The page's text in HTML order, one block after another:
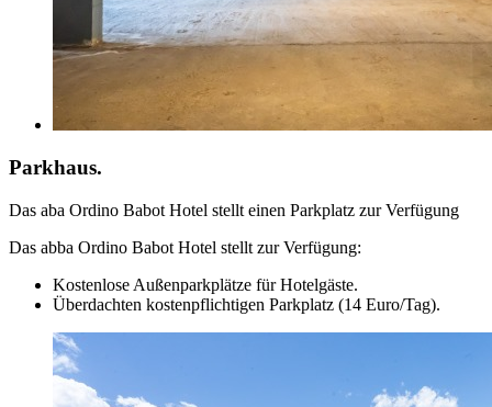
Parkhaus.
Das aba Ordino Babot Hotel stellt einen Parkplatz zur Verfügung
Das abba Ordino Babot Hotel stellt zur Verfügung:
Kostenlose Außenparkplätze für Hotelgäste.
Überdachten kostenpflichtigen Parkplatz (14 Euro/Tag).